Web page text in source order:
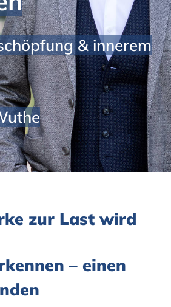
& innerem
zur Last wird
– einen